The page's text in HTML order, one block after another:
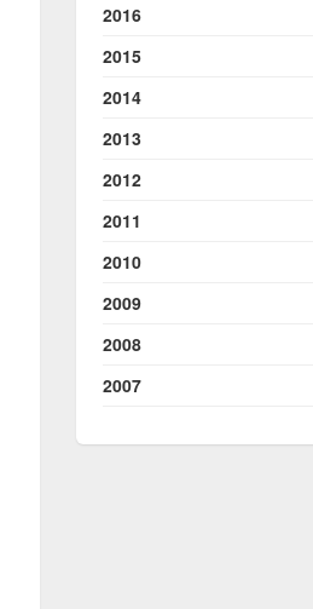
2016
2015
2014
2013
2012
2011
2010
2009
2008
2007